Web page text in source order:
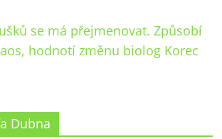
se má přejmenovat. Způsobí
hodnotí změnu biolog Korec
Dubna